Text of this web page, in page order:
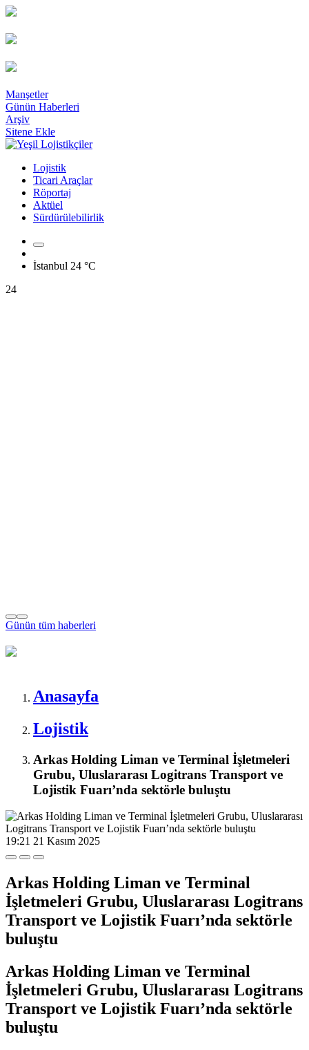
Manşetler
Günün Haberleri
Arşiv
Sitene Ekle
Lojistik
Ticari Araçlar
Röportaj
Aktüel
Sürdürülebilirlik
İstanbul 24 °C
24
Günün tüm haberleri
Anasayfa
Lojistik
Arkas Holding Liman ve Terminal İşletmeleri
Grubu, Uluslararası Logitrans Transport ve
Lojistik Fuarı’nda sektörle buluştu
19:21 21 Kasım 2025
Arkas Holding Liman ve Terminal
İşletmeleri Grubu, Uluslararası Logitrans
Transport ve Lojistik Fuarı’nda sektörle
buluştu
Arkas Holding Liman ve Terminal
İşletmeleri Grubu, Uluslararası Logitrans
Transport ve Lojistik Fuarı’nda sektörle
buluştu